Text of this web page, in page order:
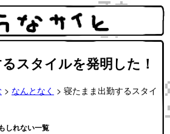
スタイルを発明した！
> なんとなく > 寝たまま出勤するスタイ
しれない一覧